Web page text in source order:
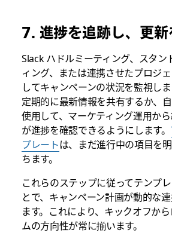
7. 進捗を追跡し、更新
Slack ハドルミーティング、スタン
ィング、または連携させたプロジ
してキャンペーンの状況を監視し
定期的に最新情報を共有するか、
使用して、マーケティング運用か
が進捗を確認できるようにします。
プレートは、まだ進行中の項目を
ちます。
これらのステップに従ってテンプ
とで、キャンペーン計画が動的な
ます。これにより、キックオフか
ムの方向性が常に揃います。